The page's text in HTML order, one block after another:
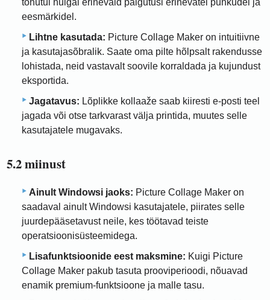
eesmärkidel.
Lihtne kasutada: Picture Collage Maker on intuitiivne
ja kasutajasõbralik. Saate oma pilte hõlpsalt rakendusse
lohistada, neid vastavalt soovile korraldada ja kujundust
eksportida.
Jagatavus: Lõplikke kollaaže saab kiiresti e-posti teel
jagada või otse tarkvarast välja printida, muutes selle
kasutajatele mugavaks.
5.2 miinust
Ainult Windowsi jaoks: Picture Collage Maker on
saadaval ainult Windowsi kasutajatele, piirates selle
juurdepääsetavust neile, kes töötavad teiste
operatsioonisüsteemidega.
Lisafunktsioonide eest maksmine: Kuigi Picture
Collage Maker pakub tasuta prooviperioodi, nõuavad
enamik premium-funktsioone ja malle tasu.